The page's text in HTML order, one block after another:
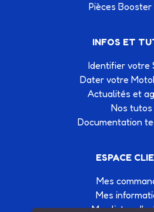
Pièces Booster
INFOS ET
Identifier votre
Dater votre
Actualités et
Nos tutos
Documentation
ESPACE
Mes
Mes
Mes listes